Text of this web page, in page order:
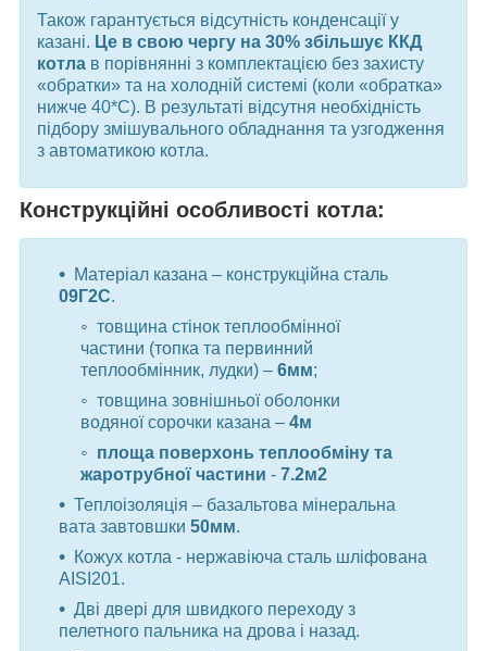
Також гарантується відсутність конденсації у
казані. Це в свою чергу на 30% збільшує ККД
котла в порівнянні з комплектацією без захисту
«обратки» та на холодній системі (коли «обратка»
нижче 40*С). В результаті відсутня необхідність
підбору змішувального обладнання та узгодження
з автоматикою котла.
Конструкційні особливості котла:
Матеріал казана – конструкційна сталь
09Г2С.
товщина стінок теплообмінної
частини (топка та первинний
теплообмінник, лудки) – 6мм;
товщина зовнішньої оболонки
водяної сорочки казана – 4м
площа поверхонь теплообміну та
жаротрубної частини - 7.2м2
Теплоізоляція – базальтова мінеральна
вата завтовшки 50мм.
Кожух котла - нержавіюча сталь шліфована
AISI201.
Дві двері для швидкого переходу з
пелетного пальника на дрова і назад.